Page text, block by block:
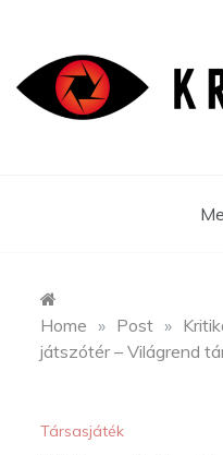
content
Home » Post »
játszótér – Világrend
Társasjáték